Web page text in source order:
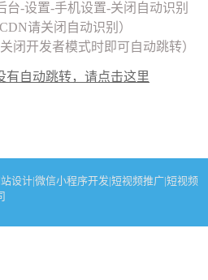
台-设置-手机设置-关闭自动识别
请关闭自动识别）
闭开发者模式时即可自动跳转）
有自动跳转，请点击这里
设计|微信小程序开发|短视频推广|短视频